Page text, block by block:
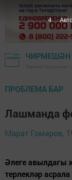
ЧИРМЕШӘН
ПРОБЛЕМА БАР
Лашманда
Марат Гомәров,
Әлеге авылдагы
терлекләр
3